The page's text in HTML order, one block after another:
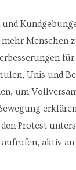
Menschen
Unis und
um
den Protest
aktiv